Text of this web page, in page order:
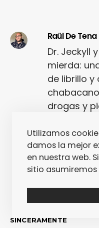
Raül De Tena
Dr. Jeckyll
mierda:
de librillo y
drogas y
desde
SINCERAMENTE
Utilizamos
damos la mejor
en nuestra web.
sitio